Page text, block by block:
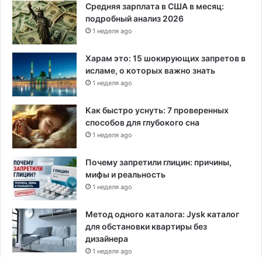
Н
ь
ю
-
Й
о
р
к
а
Средняя зарплата в США в месяц:
подробный анализ 2026
1 неделя ago
Харам это: 15 шокирующих запретов в
исламе, о которых важно знать
1 неделя ago
Как быстро уснуть: 7 проверенных
способов для глубокого сна
1 неделя ago
Почему запретили глицин: причины,
мифы и реальность
1 неделя ago
Метод одного каталога: Jysk каталог
для обстановки квартиры без
дизайнера
1 неделя ago